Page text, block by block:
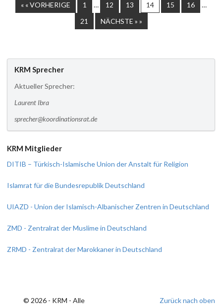
« « VORHERIGE 1 … 12 13 14 15 16
…
21
NÄCHSTE » »
KRM Sprecher
Aktueller Sprecher:
Laurent Ibra
sprecher@koordinationsrat.de
KRM Mitglieder
DITIB – Türkisch-Islamische Union der Anstalt für Religion
Islamrat für die Bundesrepublik Deutschland
UIAZD - Union der Islamisch-Albanischer Zentren in Deutschland
ZMD - Zentralrat der Muslime in Deutschland
ZRMD - Zentralrat der Marokkaner in Deutschland
© 2026 - KRM - Alle
Zurück nach oben